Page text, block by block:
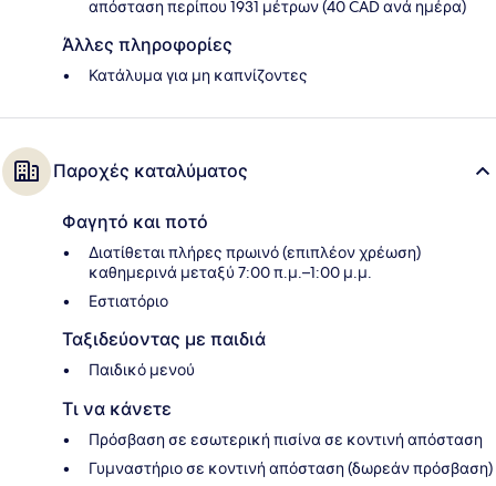
απόσταση περίπου 1931 μέτρων (40 CAD ανά ημέρα)
Άλλες πληροφορίες
Κατάλυμα για μη καπνίζοντες
Παροχές καταλύματος
Φαγητό και ποτό
Διατίθεται πλήρες πρωινό (επιπλέον χρέωση)
καθημερινά μεταξύ 7:00 π.μ.–1:00 μ.μ.
Εστιατόριο
Ταξιδεύοντας με παιδιά
Παιδικό μενού
Τι να κάνετε
Πρόσβαση σε εσωτερική πισίνα σε κοντινή απόσταση
Γυμναστήριο σε κοντινή απόσταση (δωρεάν πρόσβαση)